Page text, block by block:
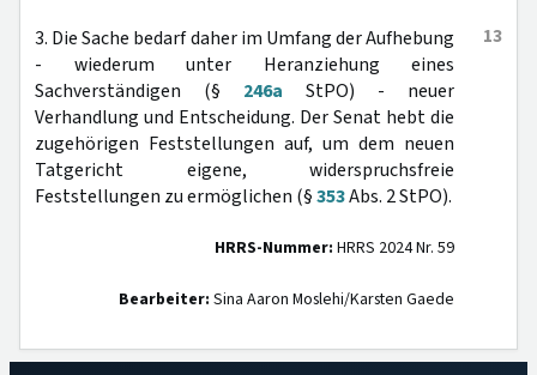
13
3. Die Sache bedarf daher im Umfang der Aufhebung
- wiederum unter Heranziehung eines
Sachverständigen (§ 246a StPO) - neuer
Verhandlung und Entscheidung. Der Senat hebt die
zugehörigen Feststellungen auf, um dem neuen
Tatgericht eigene, widerspruchsfreie
Feststellungen zu ermöglichen (§353Abs. 2 StPO).
HRRS-Nummer: HRRS 2024 Nr. 59
Bearbeiter: Sina Aaron Moslehi/Karsten Gaede